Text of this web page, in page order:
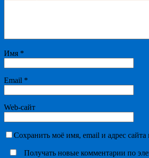
Имя *
Email *
Web-сайт
Сохранить моё имя, email и адрес
Получать новые комментарии по